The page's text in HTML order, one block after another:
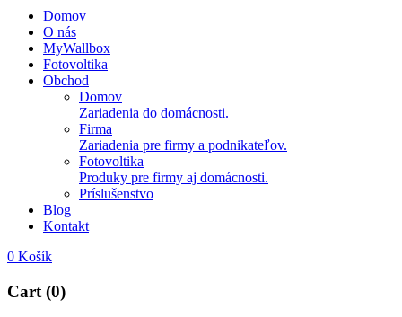
Domov
O nás
MyWallbox
Fotovoltika
Obchod
Domov
Zariadenia do domácnosti.
Firma
Zariadenia pre firmy a podnikateľov.
Fotovoltika
Produky pre firmy aj domácnosti.
Príslušenstvo
Blog
Kontakt
0 Košík
Cart (0)